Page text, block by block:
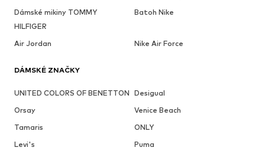
Dámské mikiny TOMMY
HILFIGER
Batoh Nike
Air Jordan Nike Air Force
DÁMSKÉ ZNAČKY
UNITED COLORS OF BENETTON Desigual
Orsay
Venice Beach
Tamaris
ONLY
Levi's
Puma